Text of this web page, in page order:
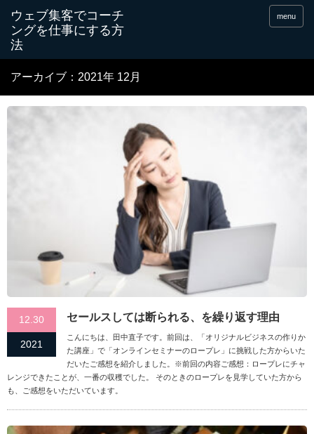
menu
アーカイブ：2021年 12月
12.30
2021
セールスしては断られる、を繰り返す理由
こんにちは、田中直子です。前回は、「オリジナルビジネスの作りか
た講座」で「オンラインセミナーのロープレ」に挑戦した方からいた
だいたご感想を紹介しました。※前回の内容ご感想：ロープレにチャ
レンジできたことが、一番の収穫でした。 そのときのロープレを見学していた方から
も、ご感想をいただいています。